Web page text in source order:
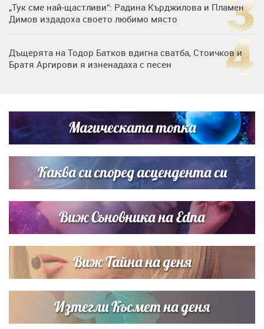
„Тук сме най-щастливи“: Радина Кърджилова и Пламен
Димов издадоха своето любимо място
Дъщерята на Тодор Батков вдигна сватба, Стоичков и
Братя Аргирови я изненадаха с песен
Списъкът е ясен: Джей Ло и Риана във ВИП гостите на
сватбата на Роналдо
Магическата топка
Каква си според асцендента си
Виж Съновника на Edna
Виж Тайна на деня
Изтегли Късмет на деня